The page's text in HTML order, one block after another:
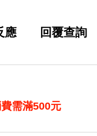
應 回覆查詢
需滿500元